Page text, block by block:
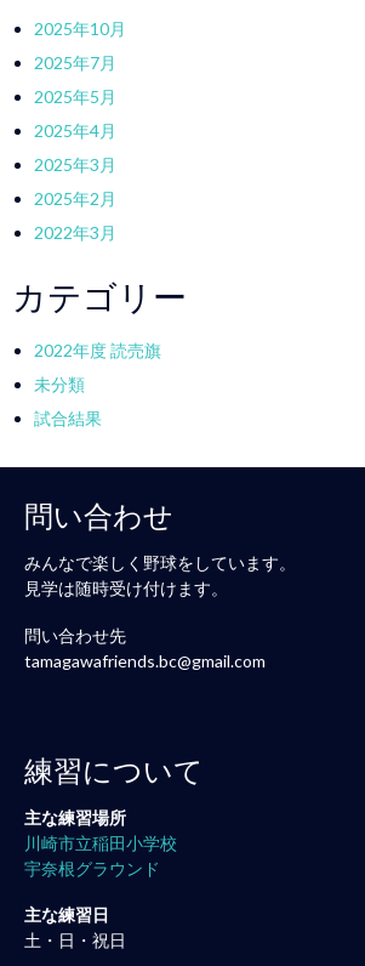
2025年10月
2025年7月
2025年5月
2025年4月
2025年3月
2025年2月
2022年3月
カテゴリー
2022年度 読売旗
未分類
試合結果
問い合わせ
みんなで楽しく野球をしています。
見学は随時受け付けます。
問い合わせ先
tamagawafriends.bc@gmail.com
練習について
主な練習場所
川崎市立稲田小学校
宇奈根グラウンド
主な練習日
土・日・祝日